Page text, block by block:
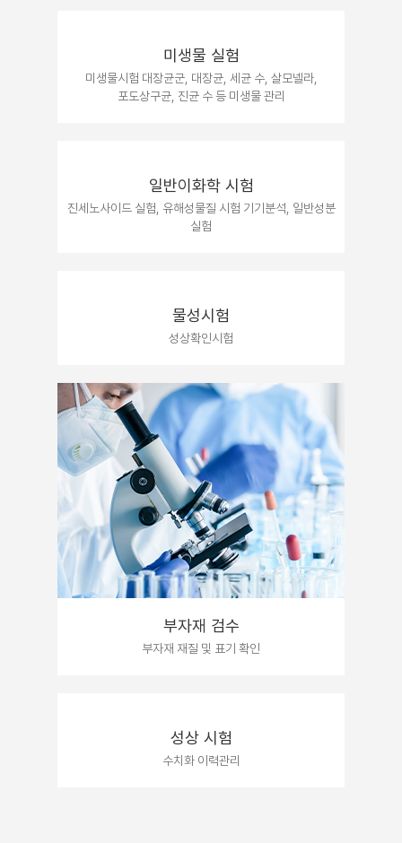
미생물 실험
미생물시험 대장균군, 대장균, 세균 수, 살모넬라,
포도상구균, 진균 수 등미생물 관리
일반이화학 시험
진세노사이드 실험, 유해성물질 시험 기기분석, 일반성분
실험
물성시험
성상확인시험
부자재 검수
부자재 재질 및 표기 확인
성상 시험
수치화 이력관리